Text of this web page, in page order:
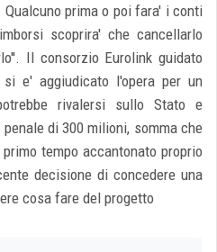
prima o poi fara' i conti
scoprira' che cancellarlo
Il consorzio Eurolink guidato
e' aggiudicato l'opera per un
rivalersi sullo Stato e
di 300 milioni, somma che
tempo accantonato proprio
decisione di concedere una
cosa fare del progetto